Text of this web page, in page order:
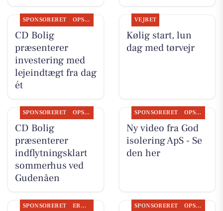
SPONSORERET OPSLAGSTAVLEN
CD Bolig
præsenterer
investering med
lejeindtægt fra dag
ét
VEJRET
Kølig start, lun
dag med tørvejr
SPONSORERET OPSLAGSTAVLEN
CD Bolig
præsenterer
indflytningsklart
sommerhus ved
Gudenåen
SPONSORERET OPSLAGSTAVLEN
Ny video fra God
isolering ApS - Se
den her
SPONSORERET ERHVERV SPONSORERET OPSLAGSTAVLEN